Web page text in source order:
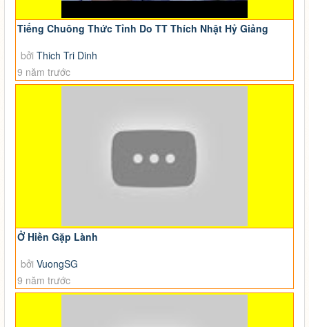
Tiếng Chuông Thức Tỉnh Do TT Thích Nhật Hỷ Giảng
bởi Thich Tri Dinh
9 năm trước
Ở Hiền Gặp Lành
bởi VuongSG
9 năm trước